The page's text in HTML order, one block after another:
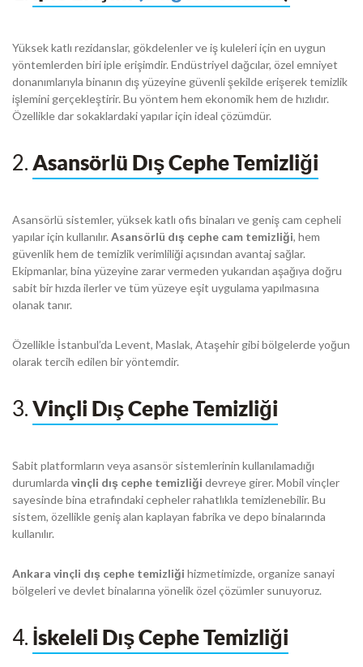
Yüksek katlı rezidanslar, gökdelenler ve iş kuleleri için en uygun
yöntemlerden biri iple erişimdir. Endüstriyel dağcılar, özel emniyet
donanımlarıyla binanın dış yüzeyine güvenli şekilde erişerek temizlik
işlemini gerçekleştirir. Bu yöntem hem ekonomik hem de hızlıdır.
Özellikle dar sokaklardaki yapılar için ideal çözümdür.
2. Asansörlü Dış Cephe Temizliği
Asansörlü sistemler, yüksek katlı ofis binaları ve geniş cam cepheli
yapılar için kullanılır. Asansörlü dış cephe cam temizliği, hem
güvenlik hem de temizlik verimliliği açısından avantaj sağlar.
Ekipmanlar, bina yüzeyine zarar vermeden yukarıdan aşağıya doğru
sabit bir hızda ilerler ve tüm yüzeye eşit uygulama yapılmasına
olanak tanır.
Özellikle İstanbul’da Levent, Maslak, Ataşehir gibi bölgelerde yoğun
olarak tercih edilen bir yöntemdir.
3. Vinçli Dış Cephe Temizliği
Sabit platformların veya asansör sistemlerinin kullanılamadığı
durumlarda vinçli dış cephe temizliği devreye girer. Mobil vinçler
sayesinde bina etrafındaki cepheler rahatlıkla temizlenebilir. Bu
sistem, özellikle geniş alan kaplayan fabrika ve depo binalarında
kullanılır.
Ankara vinçli dış cephe temizliği hizmetimizde, organize sanayi
bölgeleri ve devlet binalarına yönelik özel çözümler sunuyoruz.
4. İskeleli Dış Cephe Temizliği